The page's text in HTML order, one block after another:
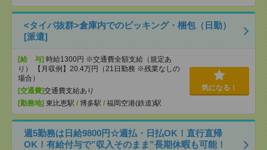
<タイパ抜群>倉庫内でのピッキング・梱包（日勤）
[派遣]
[給 与] 時給1300円 ※交通費全額支給（規定あ
り） 【月収例】20.4万円（21日勤務 ※残業なしの
場合）
[交通費]交通費支給あり
[勤務地] 東比恵駅 / 博多駅 / 福岡空港(鉄道)駅
気になる！
週5勤務は日給9800円☆週払・日払OK！直行直帰
OK！有給付与で”収入そのまま”長期休暇も可能！